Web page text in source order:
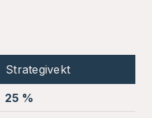
Strategivekt
25 %